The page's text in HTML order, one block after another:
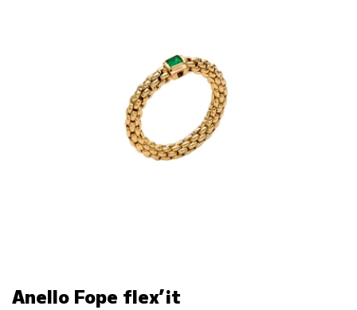
Anello Fope flex’it